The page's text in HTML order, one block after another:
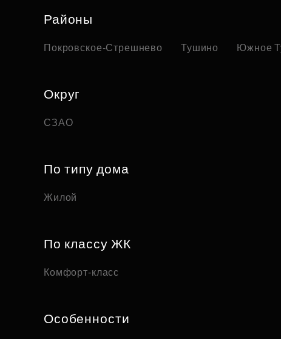
Районы
Покровское-Стрешнево Тушино Южное
Округ
СЗАО
По типу дома
Жилой
По классу ЖК
Комфорт-класс
Особенности